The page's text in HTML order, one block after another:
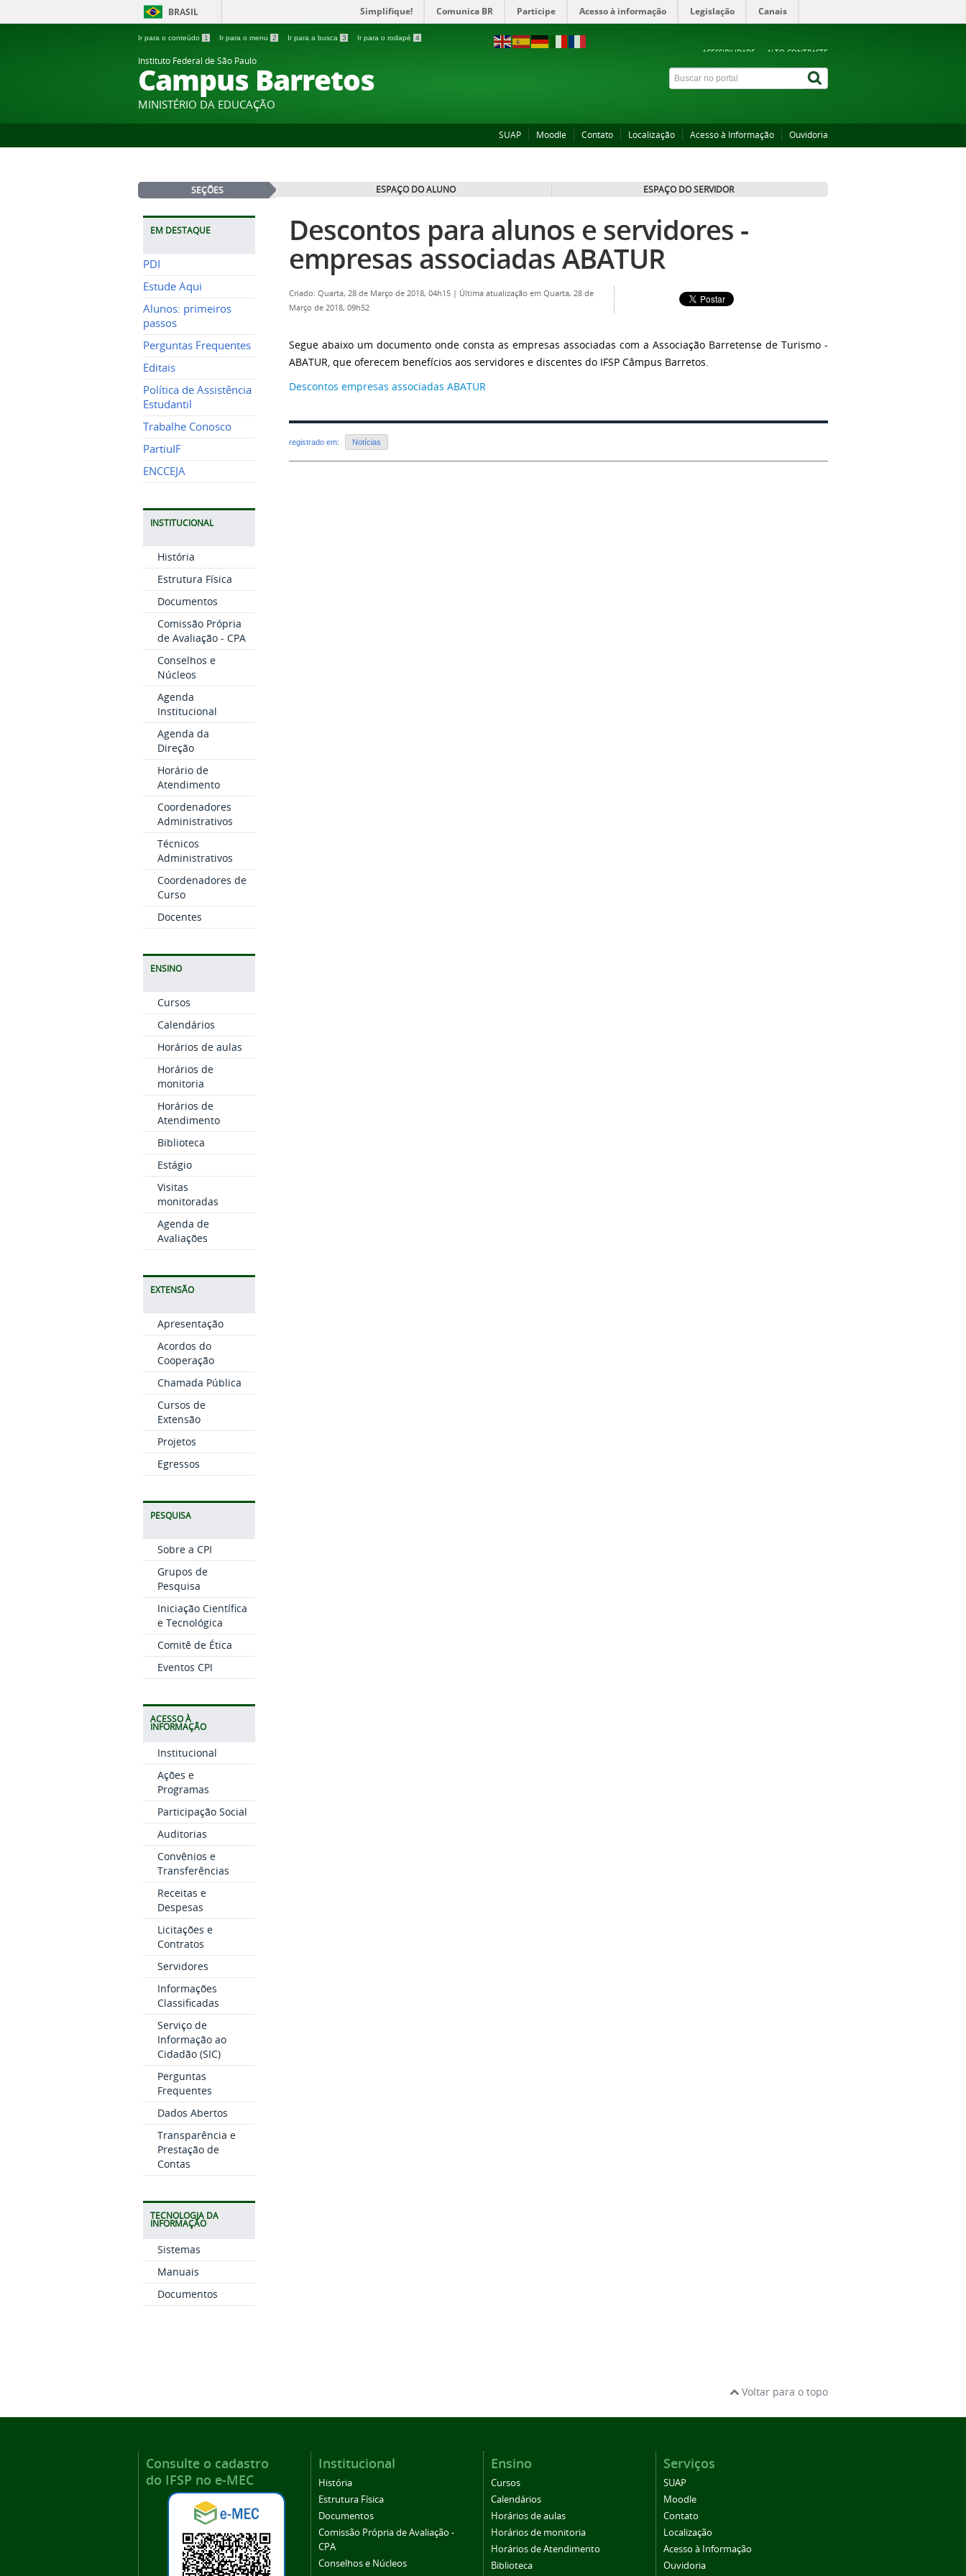
BRASIL Simplifique! Comunica BR Participe Acesso à informação Legislação Canais
Ir para o conteúdo 1 Ir para o menu 2 Ir para a busca 3 Ir para o rodapé 4
ACESSIBILIDADE ALTO CONTRASTE
Instituto Federal de São Paulo
Campus Barretos
MINISTÉRIO DA EDUCAÇÃO
SUAP Moodle Contato Localização Acesso à Informação Ouvidoria
SEÇÕES ESPAÇO DO ALUNO ESPAÇO DO SERVIDOR
EM DESTAQUE
PDI
Estude Aqui
Alunos: primeiros
passos
Perguntas Frequentes
Editais
Política de Assistência
Estudantil
Trabalhe Conosco
PartiuIF
ENCCEJA
INSTITUCIONAL
História
Estrutura Física
Documentos
Comissão Própria
de Avaliação - CPA
Conselhos e
Núcleos
Agenda
Institucional
Agenda da
Direção
Horário de
Atendimento
Coordenadores
Administrativos
Técnicos
Administrativos
Coordenadores de
Curso
Docentes
ENSINO
Cursos
Calendários
Horários de aulas
Horários de
monitoria
Horários de
Atendimento
Biblioteca
Estágio
Visitas
monitoradas
Agenda de
Avaliações
EXTENSÃO
Apresentação
Acordos do
Cooperação
Chamada Pública
Cursos de
Extensão
Projetos
Egressos
PESQUISA
Sobre a CPI
Grupos de
Pesquisa
Iniciação Científica
e Tecnológica
Comitê de Ética
Eventos CPI
ACESSO À
INFORMAÇÃO
Institucional
Ações e
Programas
Participação Social
Auditorias
Convênios e
Transferências
Receitas e
Despesas
Licitações e
Contratos
Servidores
Informações
Classificadas
Serviço de
Informação ao
Cidadão (SIC)
Perguntas
Frequentes
Dados Abertos
Transparência e
Prestação de
Contas
TECNOLOGIA DA
INFORMAÇÃO
Sistemas
Manuais
Documentos
Descontos para alunos e servidores -
empresas associadas ABATUR
Criado: Quarta, 28 de Março de 2018, 04h15 | Última atualização em Quarta, 28 de
Março de 2018, 09h52
Segue abaixo um documento onde consta as empresas associadas com a Associação Barretense de Turismo -
ABATUR, que oferecem benefícios aos servidores e discentes do IFSP Câmpus Barretos.
Descontos empresas associadas ABATUR
registrado em: Notícias
Voltar para o topo
Consulte o cadastro
do IFSP no e-MEC
Institucional
História
Estrutura Física
Documentos
Comissão Própria de Avaliação -
CPA
Conselhos e Núcleos
Ensino
Cursos
Calendários
Horários de aulas
Horários de monitoria
Horários de Atendimento
Biblioteca
Serviços
SUAP
Moodle
Contato
Localização
Acesso à Informação
Ouvidoria